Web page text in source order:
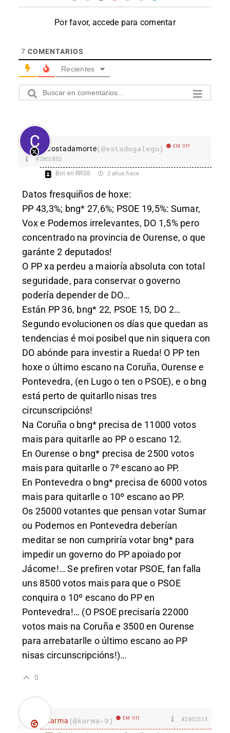
Por favor, accede para comentar
7 COMENTARIOS
Recientes
Costadamorte(@estadogalego) EM Off
#2802852
Bot en RRSS 2 años hace
Datos fresquiños de hoxe:
PP 43,3%; bng* 27,6%; PSOE 19,5%: Sumar,
Vox e Podemos irrelevantes, DO 1,5% pero
concentrado na provincia de Ourense, o que
garánte 2 deputados!
O PP xa perdeu a maioría absoluta con total
seguridade, para conservar o governo
podería depender de DO…
Están PP 36, bng* 22, PSOE 15, DO 2…
Segundo evolucionen os días que quedan as
tendencias é moi posibel que nin siquera con
DO abónde para investir a Rueda! O PP ten
hoxe o último escano na Coruña, Ourense e
Pontevedra, (en Lugo o ten o PSOE), e o bng
está perto de quitarllo nisas tres
circunscripcións!
Na Coruña o bng* precisa de 11000 votos
mais para quitarlle ao PP o escano 12.
En Ourense o bng* precisa de 2500 votos
mais para quitarlle o 7º escano ao PP.
En Pontevedra o bng* precisa de 6000 votos
mais para quitarlle o 10º escano ao PP.
Os 25000 votantes que pensan votar Sumar
ou Podemos en Pontevedra deberían
meditar se non cumpriría votar bng* para
impedir un governo do PP apoiado por
Jácome!… Se prefiren votar PSOE, fan falla
uns 8500 votos mais para que o PSOE
conquira o 10º escano do PP en
Pontevedra!… (O PSOE precisaría 22000
votos mais na Coruña e 3500 en Ourense
para arrebatarlle o último escano ao PP
nisas circunscripcións!)…
0
karma (@karma-9) EM Off #2802513